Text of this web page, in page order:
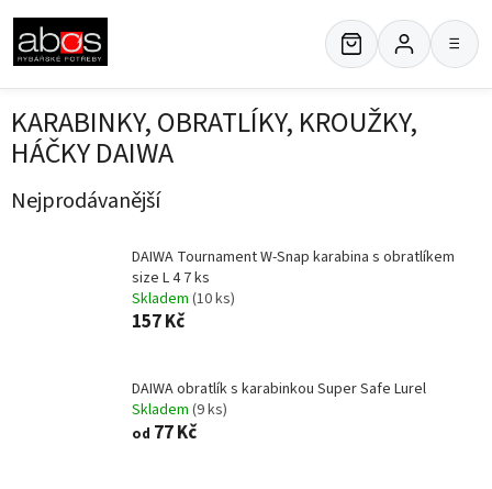
obsah
≡
KARABINKY, OBRATLÍKY, KROUŽKY,
HÁČKY DAIWA
Nejprodávanější
DAIWA Tournament W-Snap karabina s obratlíkem
size L 4 7 ks
Skladem (10 ks)
157 Kč
DAIWA obratlík s karabinkou Super Safe Lurel
Skladem (9 ks)
od 77 Kč